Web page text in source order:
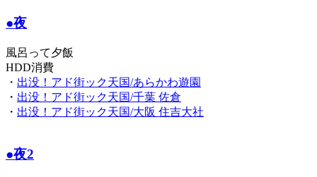
●夜
風呂って夕飯
HDD消費
・ 出没！アド街ック天国/あらかわ遊園
・ 出没！アド街ック天国/千葉 佐倉
・ 出没！アド街ック天国/大阪 住吉大社
●夜2